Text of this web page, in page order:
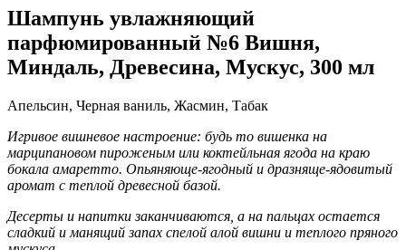
Шампунь увлажняющий
парфюмированный №6 Вишня,
Миндаль, Древесина, Мускус, 300 мл
Апельсин, Черная ваниль, Жасмин, Табак
Игривое вишневое настроение: будь то вишенка на
марципановом пироженым или коктейльная ягода на краю
бокала амаретто. Опьяняюще-ягодный и дразняще-ядовитый
аромат с теплой древесной базой.
Десерты и напитки заканчиваются, а на пальцах остается
сладкий и манящий запах спелой алой вишни и теплого пряного